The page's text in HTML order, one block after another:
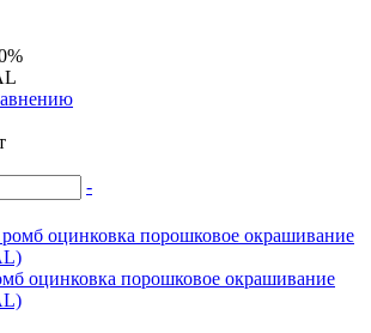
-
оцинковка порошковое окрашивание